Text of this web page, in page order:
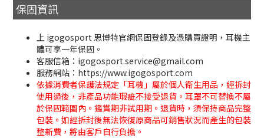
保固資訊
上 igogosport 思博特官網保固登錄及憑購買證明，耳機主
體可享一年保固。
客服信箱：igogosport.service@gmail.com
服務網站：https://www.igogosport.com
依據消費者保護法規定「耳機」屬於個人衛生用品，經拆封
使用過後，非產品功能瑕疵不接受退貨。耳罩不可替換不屬
於保固範圍內。鑑賞期非試用期。退貨時，須保持商品完整
包裝。如經拆封後無法恢復原商品可銷售狀況而產生的包裝
整新費，將由客戶自行負擔。